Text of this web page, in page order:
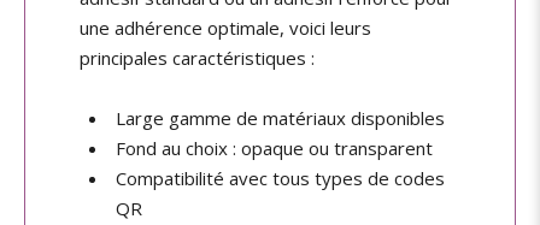
une adhérence optimale, voici leurs
principales caractéristiques :
Large gamme de matériaux disponibles
Fond au choix : opaque ou transparent
Compatibilité avec tous types de codes
QR